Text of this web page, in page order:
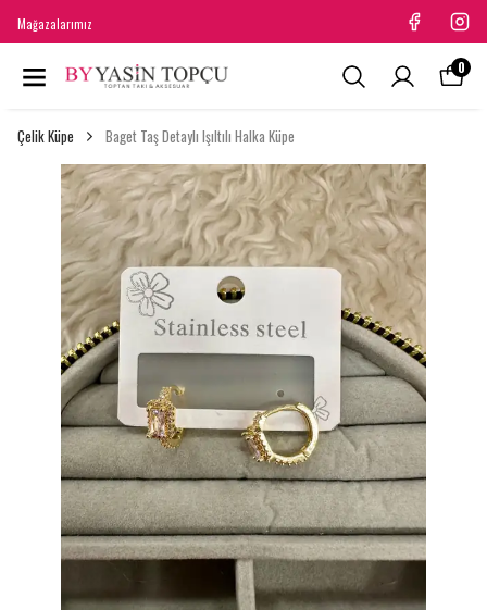
Mağazalarımız
0
Çelik Küpe Baget Taş Detaylı Işıltılı Halka Küpe